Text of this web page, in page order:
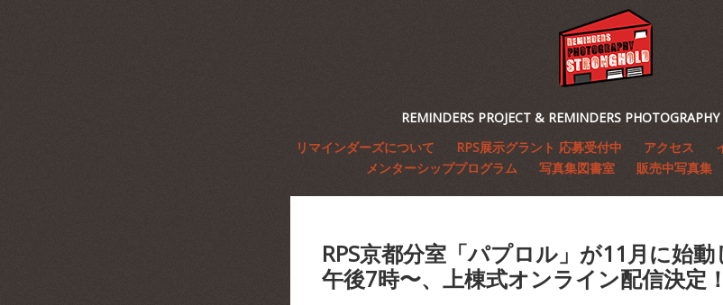
REMINDERS PROJECT & REMINDERS
リマインダーズについて
RPS展示グラント 応募受付中 アクセス
メンターシッププログラム
写真集図書室 販売中写真集
RPS京都分室「パプロル」が11月に始
午後7時〜、上棟式オンライン配信決定！